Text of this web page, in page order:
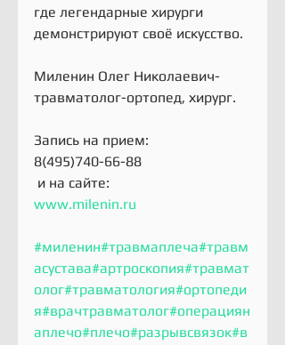
где легендарные хирурги
демонстрируют своё искусство.
Миленин Олег Николаевич-
травматолог-ортопед, хирург.
Запись на прием:
8(495)740-66-88
и на сайте:
www.milenin.ru
#миленин#травмаплеча#травм
асустава#артроскопия#травмат
олог#травматология#ортопеди
я#врачтравматолог#операциян
аплечо#плечо#разрывсвязок#в